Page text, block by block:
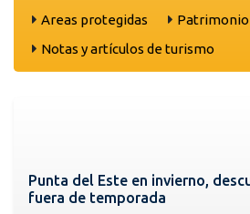
Areas protegidas
Notas y artículos de turismo
Punta del Este en invierno,
fuera de temporada